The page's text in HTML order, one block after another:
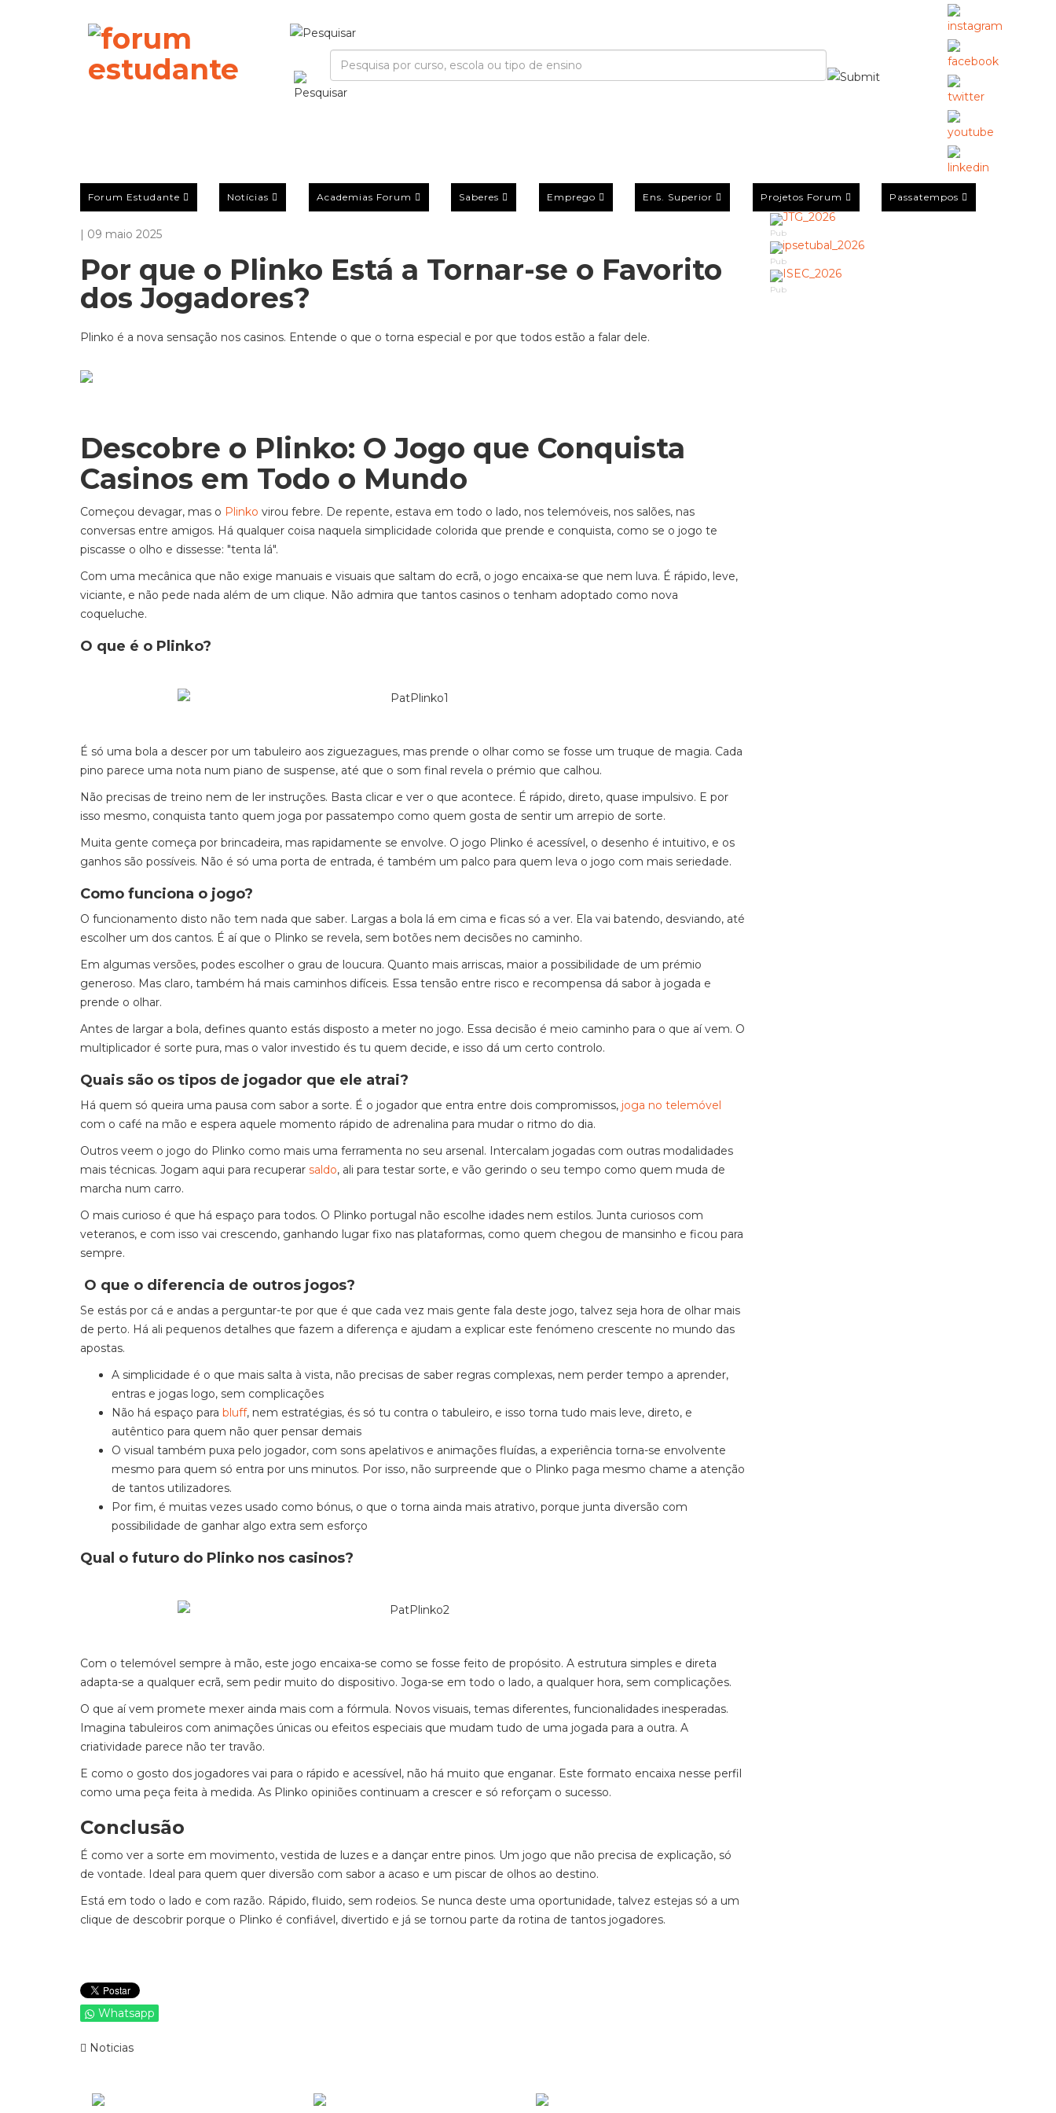
Forum Estudante Notícias Academias Forum Saberes Emprego Ens. Superior Projetos Forum Passatempos
| 09 maio 2025
Por que o Plinko Está a Tornar-se o Favorito
dos Jogadores?
Plinko é a nova sensação nos casinos. Entende o que o torna especial e por que todos estão a falar dele.
Descobre o Plinko: O Jogo que Conquista
Casinos em Todo o Mundo
Começou devagar, mas o Plinko virou febre. De repente, estava em todo o lado, nos telemóveis, nos salões, nas
conversas entre amigos. Há qualquer coisa naquela simplicidade colorida que prende e conquista, como se o jogo te
piscasse o olho e dissesse: "tenta lá".
Com uma mecânica que não exige manuais e visuais que saltam do ecrã, o jogo encaixa-se que nem luva. É rápido, leve,
viciante, e não pede nada além de um clique. Não admira que tantos casinos o tenham adoptado como nova
coqueluche.
O que é o Plinko?
É só uma bola a descer por um tabuleiro aos ziguezagues, mas prende o olhar como se fosse um truque de magia. Cada
pino parece uma nota num piano de suspense, até que o som final revela o prémio que calhou.
Não precisas de treino nem de ler instruções. Basta clicar e ver o que acontece. É rápido, direto, quase impulsivo. E por
isso mesmo, conquista tanto quem joga por passatempo como quem gosta de sentir um arrepio de sorte.
Muita gente começa por brincadeira, mas rapidamente se envolve. O jogo Plinko é acessível, o desenho é intuitivo, e os
ganhos são possíveis. Não é só uma porta de entrada, é também um palco para quem leva o jogo com mais seriedade.
Como funciona o jogo?
O funcionamento disto não tem nada que saber. Largas a bola lá em cima e ficas só a ver. Ela vai batendo, desviando, até
escolher um dos cantos. É aí que o Plinko se revela, sem botões nem decisões no caminho.
Em algumas versões, podes escolher o grau de loucura. Quanto mais arriscas, maior a possibilidade de um prémio
generoso. Mas claro, também há mais caminhos difíceis. Essa tensão entre risco e recompensa dá sabor à jogada e
prende o olhar.
Antes de largar a bola, defines quanto estás disposto a meter no jogo. Essa decisão é meio caminho para o que aí vem. O
multiplicador é sorte pura, mas o valor investido és tu quem decide, e isso dá um certo controlo.
Quais são os tipos de jogador que ele atrai?
Há quem só queira uma pausa com sabor a sorte. É o jogador que entra entre dois compromissos, joga no telemóvel
com o café na mão e espera aquele momento rápido de adrenalina para mudar o ritmo do dia.
Outros veem o jogo do Plinko como mais uma ferramenta no seu arsenal. Intercalam jogadas com outras modalidades
mais técnicas. Jogam aqui para recuperar saldo, ali para testar sorte, e vão gerindo o seu tempo como quem muda de
marcha num carro.
O mais curioso é que há espaço para todos. O Plinko portugal não escolhe idades nem estilos. Junta curiosos com
veteranos, e com isso vai crescendo, ganhando lugar fixo nas plataformas, como quem chegou de mansinho e ficou para
sempre.
O que o diferencia de outros jogos?
Se estás por cá e andas a perguntar-te por que é que cada vez mais gente fala deste jogo, talvez seja hora de olhar mais
de perto. Há ali pequenos detalhes que fazem a diferença e ajudam a explicar este fenómeno crescente no mundo das
apostas.
A simplicidade é o que mais salta à vista, não precisas de saber regras complexas, nem perder tempo a aprender,
entras e jogas logo, sem complicações
Não há espaço para bluff, nem estratégias, és só tu contra o tabuleiro, e isso torna tudo mais leve, direto, e
autêntico para quem não quer pensar demais
O visual também puxa pelo jogador, com sons apelativos e animações fluídas, a experiência torna-se envolvente
mesmo para quem só entra por uns minutos. Por isso, não surpreende que o Plinko paga mesmo chame a atenção
de tantos utilizadores.
Por fim, é muitas vezes usado como bónus, o que o torna ainda mais atrativo, porque junta diversão com
possibilidade de ganhar algo extra sem esforço
Qual o futuro do Plinko nos casinos?
Com o telemóvel sempre à mão, este jogo encaixa-se como se fosse feito de propósito. A estrutura simples e direta
adapta-se a qualquer ecrã, sem pedir muito do dispositivo. Joga-se em todo o lado, a qualquer hora, sem complicações.
O que aí vem promete mexer ainda mais com a fórmula. Novos visuais, temas diferentes, funcionalidades inesperadas.
Imagina tabuleiros com animações únicas ou efeitos especiais que mudam tudo de uma jogada para a outra. A
criatividade parece não ter travão.
E como o gosto dos jogadores vai para o rápido e acessível, não há muito que enganar. Este formato encaixa nesse perfil
como uma peça feita à medida. As Plinko opiniões continuam a crescer e só reforçam o sucesso.
Conclusão
É como ver a sorte em movimento, vestida de luzes e a dançar entre pinos. Um jogo que não precisa de explicação, só
de vontade. Ideal para quem quer diversão com sabor a acaso e um piscar de olhos ao destino.
Está em todo o lado e com razão. Rápido, fluido, sem rodeios. Se nunca deste uma oportunidade, talvez estejas só a um
clique de descobrir porque o Plinko é confiável, divertido e já se tornou parte da rotina de tantos jogadores.
Whatsapp
Noticias
Pub
Pub
Pub